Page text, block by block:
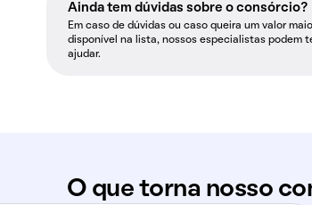
Ainda tem dúvidas sobre o consórcio?
Em caso de dúvidas ou caso queira um valor
disponível na lista, nossos especialistas podem
ajudar.
O que torna nosso